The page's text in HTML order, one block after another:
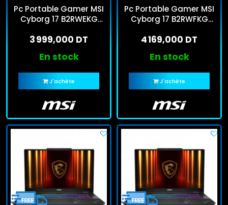
Pc Portable Gamer MSI
Cyborg 17 B2RWEKG
SSD RTX 5050
3 999,000 DT
En stock
J'achète
Pc Portable Gamer MSI
Cyborg 17 B2RWFKG
SSD RTX 5060
4 169,000 DT
En stock
J'achète